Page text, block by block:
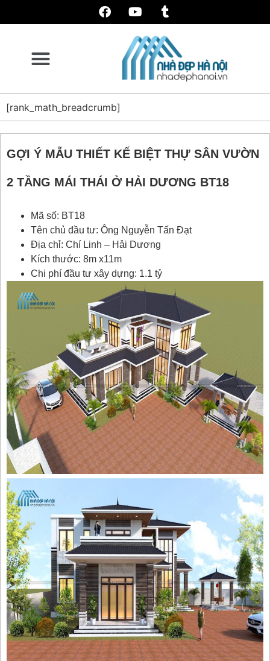
[rank_math_breadcrumb]
GỢI Ý MẪU THIẾT KẾ BIỆT THỰ SÂN VƯỜN
2 TẦNG MÁI THÁI Ở HẢI DƯƠNG BT18
Mã số: BT18
Tên chủ đầu tư: Ông Nguyễn Tấn Đạt
Địa chỉ: Chí Linh – Hải Dương
Kích thước: 8m x11m
Chi phí đầu tư xây dựng: 1.1 tỷ